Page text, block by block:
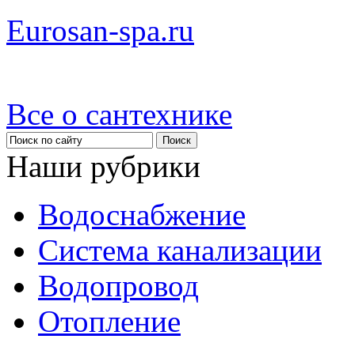
Eurosan-spa.ru
Все о сантехнике
Наши рубрики
Водоснабжение
Система канализации
Водопровод
Отопление